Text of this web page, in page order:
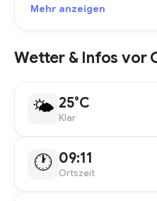
Mehr anzeigen
Wetter & Infos vor
🌤 25°C
Klar
🕐 09:11
Ortszeit